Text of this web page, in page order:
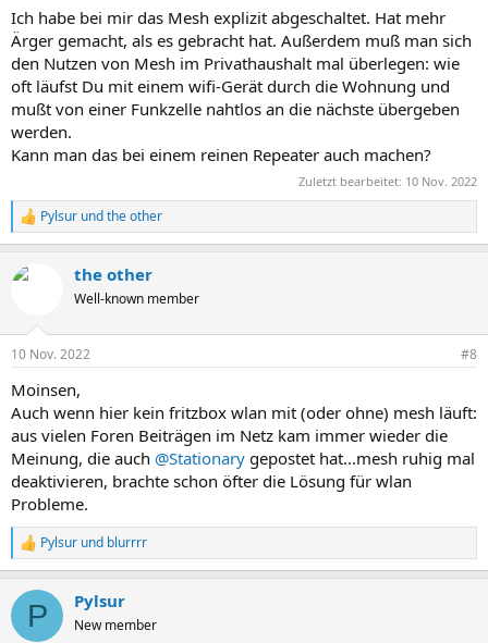
:
Ich habe bei mir das Mesh explizit abgeschaltet. Hat mehr
Ärger gemacht, als es gebracht hat. Außerdem muß man sich
den Nutzen von Mesh im Privathaushalt mal überlegen: wie
oft läufst Du mit einem wifi-Gerät durch die Wohnung und
mußt von einer Funkzelle nahtlos an die nächste übergeben
werden.
Kann man das bei einem reinen Repeater auch machen?
Zuletzt bearbeitet: 10 Nov. 2022
R
e
k
e
:
Pylsur undthe other
the other
Well-known member
10 Nov. 2022 #8
Moinsen,
Auch wenn hier kein fritzbox wlan mit (oder ohne) mesh läuft:
aus vielen Foren Beiträgen im Netz kam immer wieder die
Meinung, die auch @Stationary gepostet hat...mesh ruhig mal
deaktivieren, brachte schon öfter die Lösung für wlan
Probleme.
R
e
k
i
Pylsur und blurrrr
P Pylsur
New member